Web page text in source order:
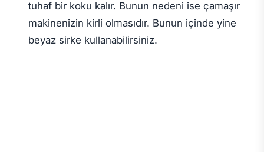
tuhaf bir koku kalır. Bunun nedeni ise çamaşır
makinenizin kirli olmasıdır. Bunun içinde yine
beyaz sirke kullanabilirsiniz.